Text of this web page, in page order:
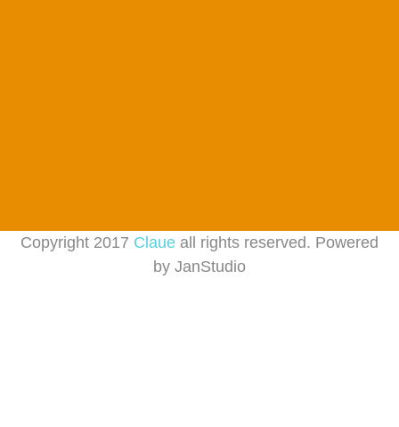
Copyright 2017 Claue all rights reserved. Powered
by JanStudio